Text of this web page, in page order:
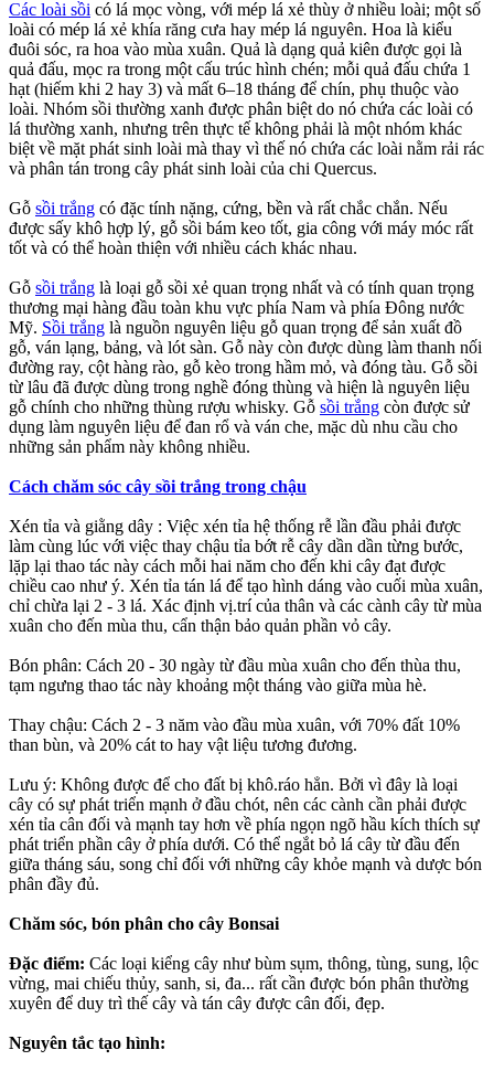
Các loài sồi có lá mọc vòng, với mép lá xẻ thùy ở nhiều loài; một số
loài có mép lá xẻ khía răng cưa hay mép lá nguyên. Hoa là kiểu
đuôi sóc, ra hoa vào mùa xuân. Quả là dạng quả kiên được gọi là
quả đấu, mọc ra trong một cấu trúc hình chén; mỗi quả đấu chứa 1
hạt (hiếm khi 2 hay 3) và mất 6–18 tháng để chín, phụ thuộc vào
loài. Nhóm sồi thường xanh được phân biệt do nó chứa các loài có
lá thường xanh, nhưng trên thực tế không phải là một nhóm khác
biệt về mặt phát sinh loài mà thay vì thế nó chứa các loài nằm rải rác
và phân tán trong cây phát sinh loài của chi Quercus.
Gỗ sồi trắng có đặc tính nặng, cứng, bền và rất chắc chắn. Nếu
được sấy khô hợp lý, gỗ sồi bám keo tốt, gia công với máy móc rất
tốt và có thể hoàn thiện với nhiều cách khác nhau.
Gỗ sồi trắng là loại gỗ sồi xẻ quan trọng nhất và có tính quan trọng
thương mại hàng đầu toàn khu vực phía Nam và phía Đông nước
Mỹ. Sồi trắng là nguồn nguyên liệu gỗ quan trọng để sản xuất đồ
gỗ, ván lạng, bảng, và lót sàn. Gỗ này còn được dùng làm thanh nối
đường ray, cột hàng rào, gỗ kèo trong hầm mỏ, và đóng tàu. Gỗ sồi
từ lâu đã được dùng trong nghề đóng thùng và hiện là nguyên liệu
gỗ chính cho những thùng rượu whisky. Gỗ sồi trắng còn được sử
dụng làm nguyên liệu để đan rổ và ván che, mặc dù nhu cầu cho
những sản phẩm này không nhiều.
Cách chăm sóc cây sồi trắng trong chậu
Xén tỉa và giằng dây : Việc xén tỉa hệ thống rễ lần đầu phải được
làm cùng lúc với việc thay chậu tỉa bớt rễ cây dần dần từng bước,
lặp lại thao tác này cách mỗi hai năm cho đến khi cây đạt được
chiều cao như ý. Xén tỉa tán lá để tạo hình dáng vào cuối mùa xuân,
chỉ chừa lại 2 - 3 lá. Xác định vị.trí của thân và các cành cây từ mùa
xuân cho đến mùa thu, cẩn thận bảo quản phần vỏ cây.
Bón phân: Cách 20 - 30 ngày từ đầu mùa xuân cho đến thùa thu,
tạm ngưng thao tác này khoảng một tháng vào giữa mùa hè.
Thay chậu: Cách 2 - 3 năm vào đầu mùa xuân, với 70% đất 10%
than bùn, và 20% cát to hay vật liệu tương đương.
Lưu ý: Không được để cho đất bị khô.ráo hẳn. Bởi vì đây là loại
cây có sự phát triển mạnh ở đầu chót, nên các cành cần phải được
xén tỉa cân đối và mạnh tay hơn về phía ngọn ngõ hầu kích thích sự
phát triển phần cây ở phía dưới. Có thể ngắt bỏ lá cây từ đầu đến
giữa tháng sáu, song chỉ đối với những cây khỏe mạnh và dược bón
phân đầy đủ.
Chăm sóc, bón phân cho cây Bonsai
Đặc điểm: Các loại kiểng cây như bùm sụm, thông, tùng, sung, lộc
vừng, mai chiếu thủy, sanh, si, đa... rất cần được bón phân thường
xuyên để duy trì thế cây và tán cây được cân đối, đẹp.
Nguyên tắc tạo hình: